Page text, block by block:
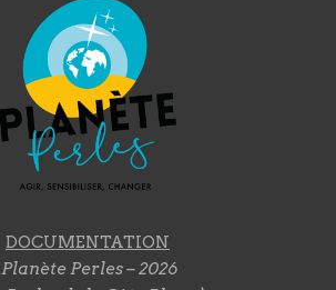
DOCUMENTATION
Planète Perles – 2026